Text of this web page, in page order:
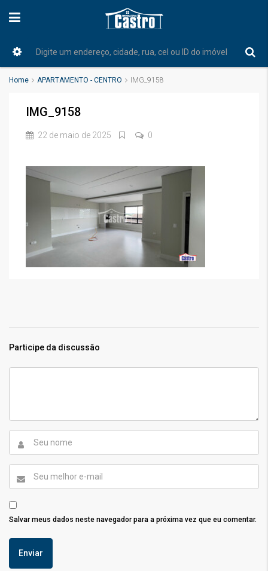
Home APARTAMENTO - CENTRO IMG_9158
IMG_9158
22 de maio de 2025 0
Participe da discussão
Salvar meus dados neste navegador para a próxima vez que eu comentar.